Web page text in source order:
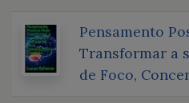
Pensamento
Transformar a
de Foco,